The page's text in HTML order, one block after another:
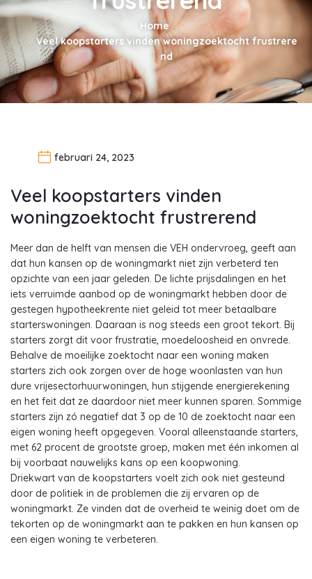
Home
Veel koopstarters vinden woningzoektocht frustrere
nd
februari 24, 2023
Veel koopstarters vinden
woningzoektocht frustrerend
Meer dan de helft van mensen die VEH ondervroeg, geeft aan
dat hun kansen op de woningmarkt niet zijn verbeterd ten
opzichte van een jaar geleden. De lichte prijsdalingen en het
iets verruimde aanbod op de woningmarkt hebben door de
gestegen hypotheekrente niet geleid tot meer betaalbare
starterswoningen. Daaraan is nog steeds een groot tekort. Bij
starters zorgt dit voor frustratie, moedeloosheid en onvrede.
Behalve de moeilijke zoektocht naar een woning maken
starters zich ook zorgen over de hoge woonlasten van hun
dure vrijesectorhuurwoningen, hun stijgende energierekening
en het feit dat ze daardoor niet meer kunnen sparen. Sommige
starters zijn zó negatief dat 3 op de 10 de zoektocht naar een
eigen woning heeft opgegeven. Vooral alleenstaande starters,
met 62 procent de grootste groep, maken met één inkomen al
bij voorbaat nauwelijks kans op een koopwoning.
Driekwart van de koopstarters voelt zich ook niet gesteund
door de politiek in de problemen die zij ervaren op de
woningmarkt. Ze vinden dat de overheid te weinig doet om de
tekorten op de woningmarkt aan te pakken en hun kansen op
een eigen woning te verbeteren.